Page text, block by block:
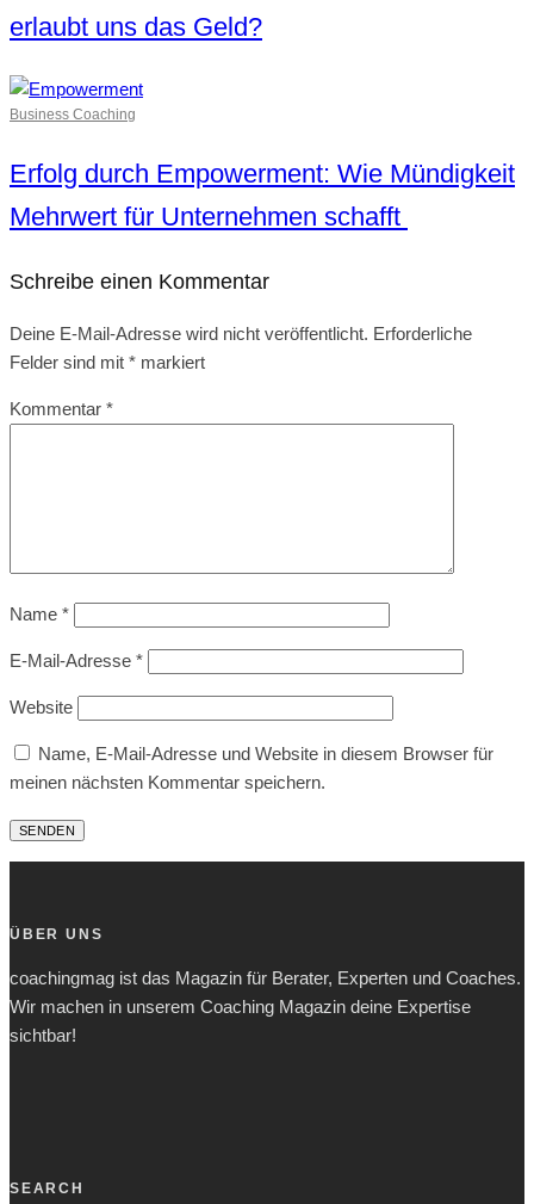
erlaubt uns das Geld?
Business Coaching
Erfolg durch Empowerment: Wie Mündigkeit
Mehrwert für Unternehmen schafft
Schreibe einen Kommentar
Deine E-Mail-Adresse wird nicht veröffentlicht. Erforderliche
Felder sind mit * markiert
Kommentar *
Name *
E-Mail-Adresse *
Website
Name, E-Mail-Adresse und Website in diesem Browser für
meinen nächsten Kommentar speichern.
ÜBER UNS
coachingmag ist das Magazin für Berater, Experten und Coaches.
Wir machen in unserem Coaching Magazin deine Expertise
sichtbar!
SEARCH